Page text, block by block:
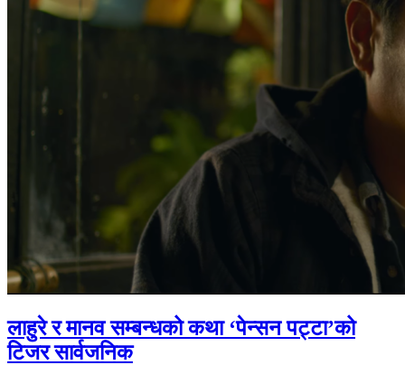
लाहुरे र मानव सम्बन्धको कथा ‘पेन्सन पट्टा’को
टिजर सार्वजनिक